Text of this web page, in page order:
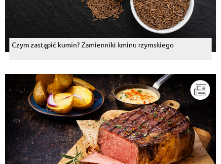
Czym zastąpić kumin? Zamienniki kminu rzymskiego